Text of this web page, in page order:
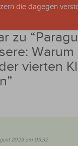
die dagegen
zu “
Warum
vierten
”
2025 um 05:32